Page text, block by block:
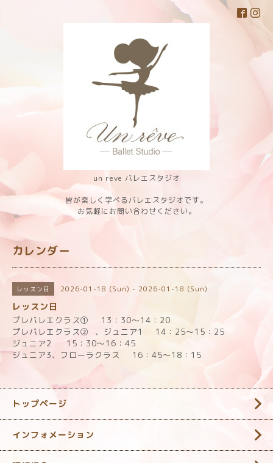
un reve バレエスタジオ
皆が楽しく学べるバレエスタジオです。
お気軽にお問い合わせください。
カレンダー
レッスン日 2026-01-18 (Sun) - 2026-01-18 (Sun)
レッスン日
プレバレエクラス① 13：30～14：20
プレバレエクラス② 、ジュニア1 14：25～15：25
ジュニア2 15：30～16：45
ジュニア3、フローラクラス 16：45～18：15
トップページ
インフォメーション